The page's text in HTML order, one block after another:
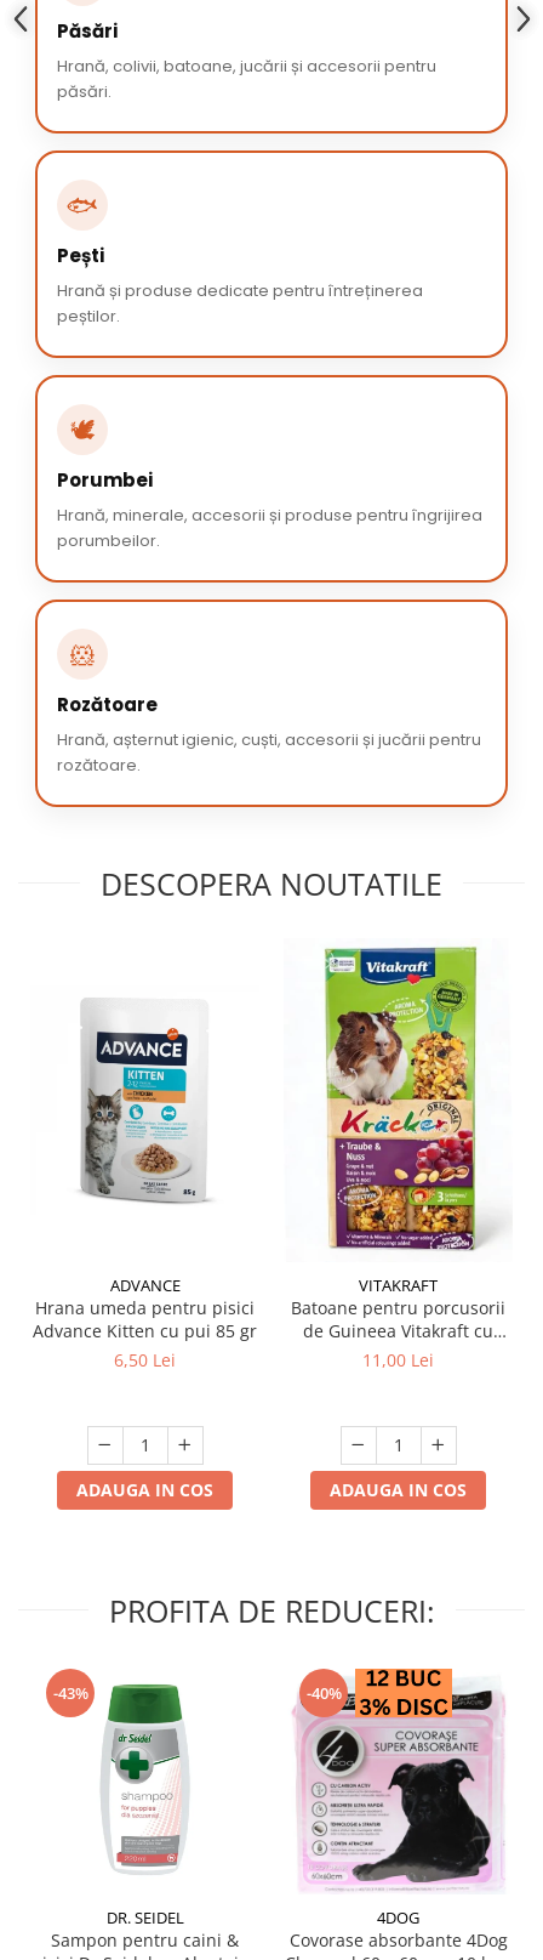
Păsări
Hrană, colivii, batoane, jucării și accesorii pentru
păsări.
🐟
Pești
Hrană și produse dedicate pentru întreținerea
peștilor.
🕊️
Porumbei
Hrană, minerale, accesorii și produse pentru îngrijirea
porumbeilor.
🐹
Rozătoare
Hrană, așternut igienic, cuști, accesorii și jucării pentru
rozătoare.
DESCOPERA NOUTATILE
ADVANCE
Hrana umeda pentru pisici
Advance Kitten cu pui 85 gr
6,50 Lei
ADAUGA IN COS
VITAKRAFT
Batoane pentru porcusorii
de Guineea Vitakraft cu
struguri & nuci 2 buc
11,00 Lei
ADAUGA IN COS
PROFITA DE REDUCERI:
-43%
DR. SEIDEL
Sampon pentru caini &
-40%
4DOG
Covorase absorbante 4Dog